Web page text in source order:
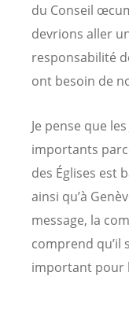
du Conseil
devrions aller
responsabilité
ont besoin de
Je pense que
importants
des Églises est
ainsi qu’à
message, la
comprend qu’il
important pour